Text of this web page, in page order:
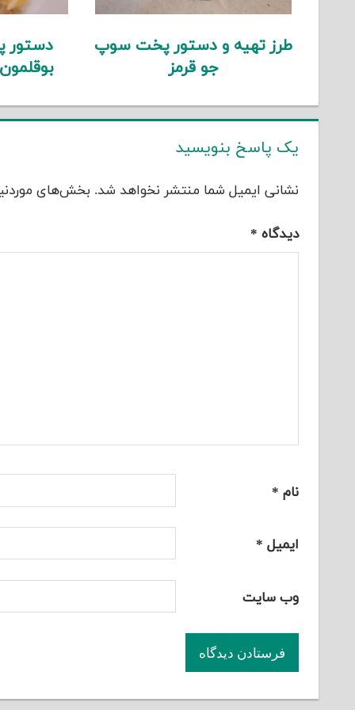
طرز تهیه و دستور پخت سوپ
جو قرمز
دستور
یک پاسخ بنویسید
نشانی ایمیل شما منتشر نخواهد شد. بخش‌های
دیدگاه *
نام *
ایمیل *
وب‌ سایت